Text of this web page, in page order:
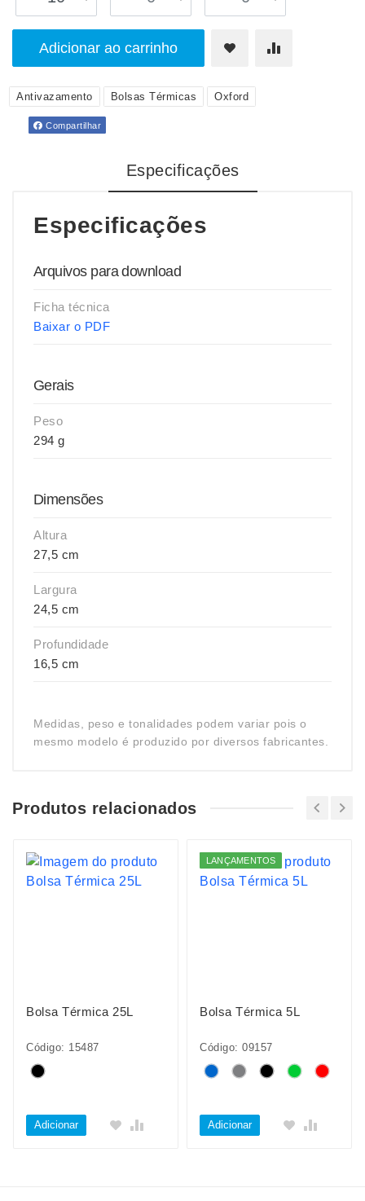
Adicionar ao carrinho
Antivazamento Bolsas Térmicas Oxford
Compartilhar
Especificações
Especificações
Arquivos para download
Ficha técnica
Baixar o PDF
Gerais
Peso
294 g
Dimensões
Altura
27,5 cm
Largura
24,5 cm
Profundidade
16,5 cm
Medidas, peso e tonalidades podem variar pois o
mesmo modelo é produzido por diversos fabricantes.
Produtos relacionados
Bolsa Térmica 25L
Código: 15487
Adicionar
LANÇAMENTOS
Bolsa Térmica 5L
Código: 09157
Adicionar